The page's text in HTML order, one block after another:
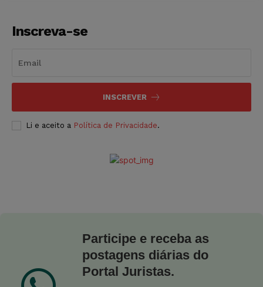
Inscreva-se
INSCREVER
Li e aceito a Política de Privacidade.
Participe e receba as
postagens diárias do
Portal Juristas.